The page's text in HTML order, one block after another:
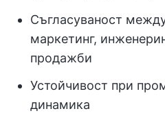
Съгласуваност
маркетинг,
продажби
Устойчивост при
динамика